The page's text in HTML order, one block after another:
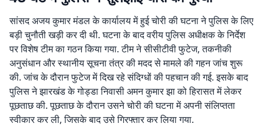
सांसद अजय कुमार मंडल के कार्यालय में हुई चोरी की घटना ने पुलिस के लिए
बड़ी चुनौती खड़ी कर दी थी. घटना के बाद वरीय पुलिस अधीक्षक के निर्देश
पर विशेष टीम का गठन किया गया. टीम ने सीसीटीवी फुटेज, तकनीकी
अनुसंधान और स्थानीय सूचना तंत्र की मदद से मामले की गहन जांच शुरू
की. जांच के दौरान फुटेज में दिख रहे संदिग्धों की पहचान की गई. इसके बाद
पुलिस ने झारखंड के गोड्डा निवासी अमन कुमार झा को हिरासत में लेकर
पूछताछ की. पूछताछ के दौरान उसने चोरी की घटना में अपनी संलिप्तता
स्वीकार कर ली, जिसके बाद उसे गिरफ्तार कर लिया गया.